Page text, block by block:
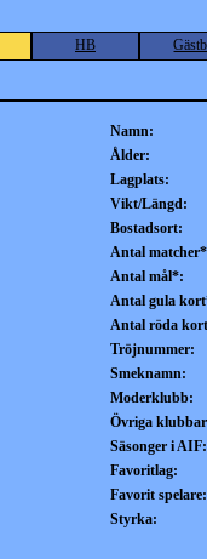
HB
Namn:
Ålder:
Lagplats:
Vikt/Längd:
Bostadsort:
Antal
Antal mål*:
Antal gula
Antal röda
Tröjnummer:
Smeknamn:
Moderklubb:
Övriga
Säsonger i AIF:
Favoritlag:
Favorit spelare:
Styrka: